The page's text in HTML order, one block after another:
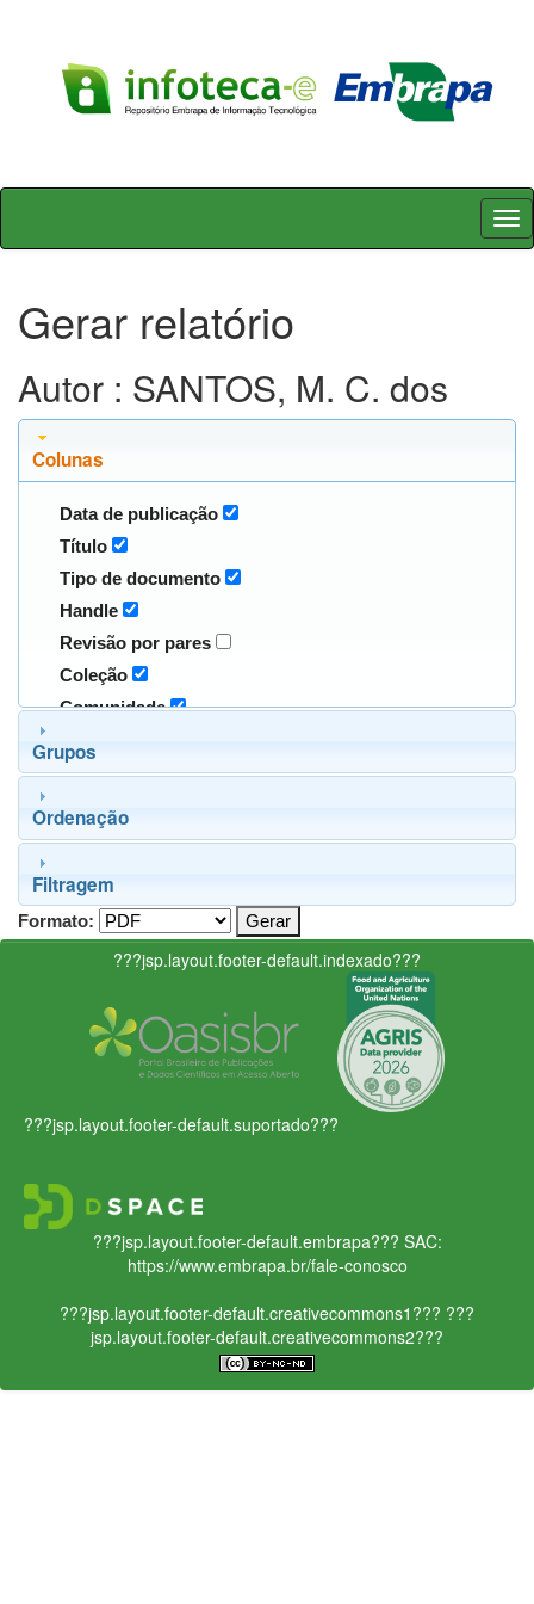
Skip
Gerar relatório
Autor : SANTOS, M. C. dos
Colunas
Data de publicação
Título
Tipo de documento
Handle
Revisão por pares
Coleção
Comunidade
Grupos
Ordenação
Filtragem
Formato:
???jsp.layout.footer-default.indexado???
???jsp.layout.footer-default.suportado???
???jsp.layout.footer-default.embrapa??? SAC:
https://www.embrapa.br/fale-conosco
???jsp.layout.footer-default.creativecommons1??? ???
jsp.layout.footer-default.creativecommons2???